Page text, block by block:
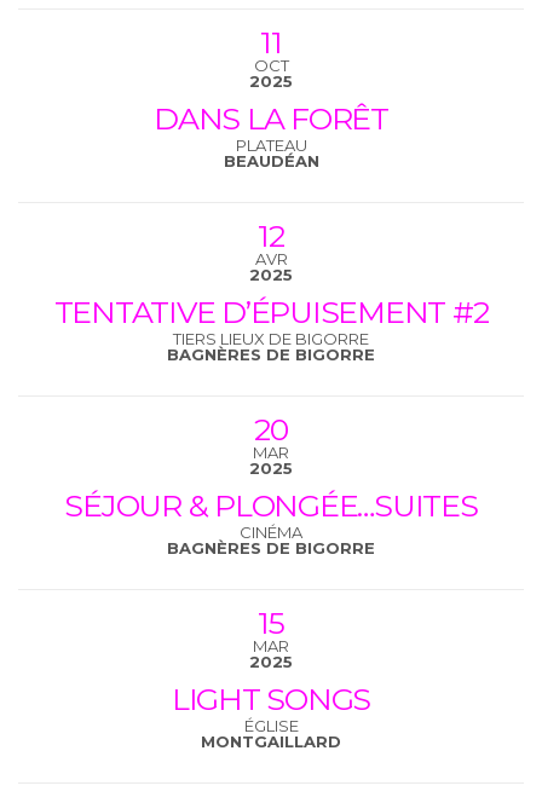
11
OCT
2025
DANS LA FORÊT
PLATEAU
BEAUDÉAN
12
AVR
2025
TENTATIVE D’ÉPUISEMENT #2
TIERS LIEUX DE BIGORRE
BAGNÈRES DE BIGORRE
20
MAR
2025
SÉJOUR & PLONGÉE…SUITES
CINÉMA
BAGNÈRES DE BIGORRE
15
MAR
2025
LIGHT SONGS
ÉGLISE
MONTGAILLARD